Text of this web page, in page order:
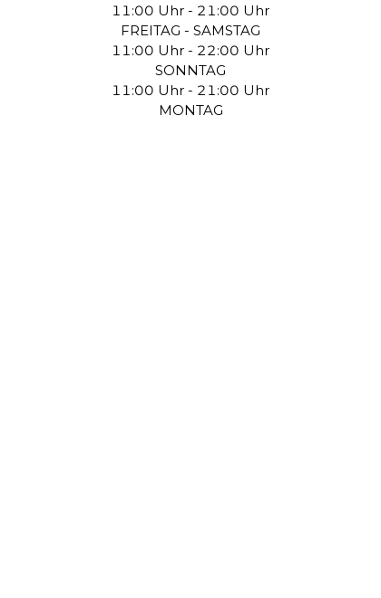
11:00 Uhr - 21:00 Uhr
FREITAG - SAMSTAG
11:00 Uhr - 22:00 Uhr
SONNTAG
11:00 Uhr - 21:00 Uhr
MONTAG